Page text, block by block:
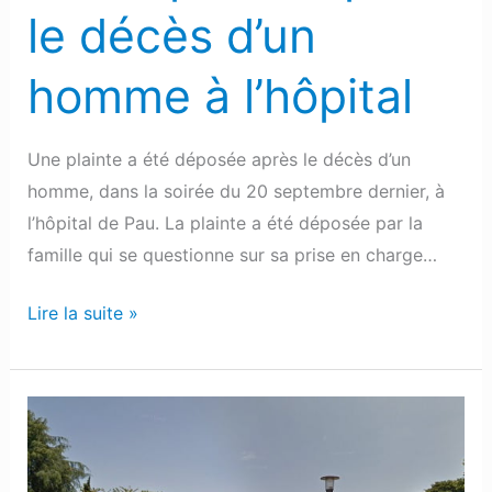
le décès d’un
homme à l’hôpital
Une plainte a été déposée après le décès d’un
homme, dans la soirée du 20 septembre dernier, à
l’hôpital de Pau. La plainte a été déposée par la
famille qui se questionne sur sa prise en charge…
l’hôpital
Lire la suite »
Pau
:
Une